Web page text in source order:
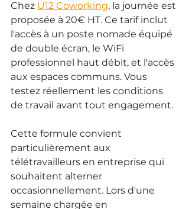
Chez U12 Coworking, la journée est
proposée à 20€ HT. Ce tarif inclut
l'accès à un poste nomade équipé
de double écran, le WiFi
professionnel haut débit, et l'accès
aux espaces communs. Vous
testez réellement les conditions
de travail avant tout engagement.
Cette formule convient
particulièrement aux
télétravailleurs en entreprise qui
souhaitent alterner
occasionnellement. Lors d'une
semaine chargée en